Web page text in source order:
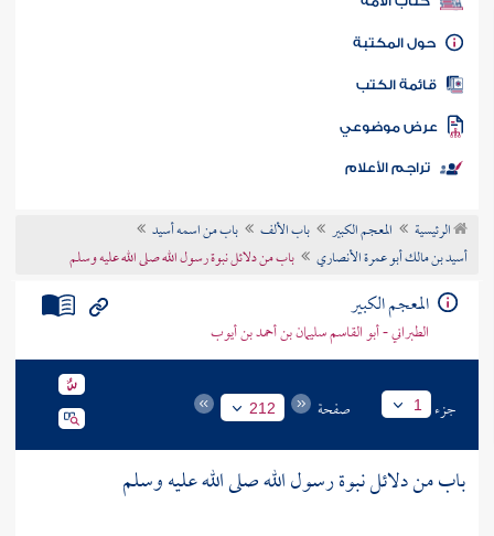
كتاب الأمة
المكتبة
الكتب
موضوعي
تراجم الأعلام
الرئيسية المعجم الكبير باب الألف
باب من اسمه أسيد
أسيد بن مالك أبو عمرة الأنصاري
باب من دلائل نبوة رسول الله صلى الله عليه وسلم
المعجم الكبير
الطبراني - أبو القاسم سليمان بن أحمد بن أيوب
جزء 1 صفحة 212
باب من دلائل نبوة رسول الله صلى الله عليه وسلم